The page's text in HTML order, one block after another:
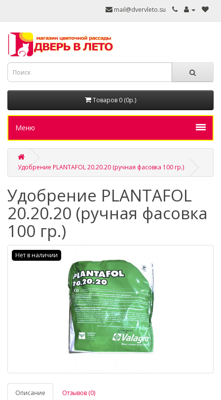
mail@dvervleto.su
Товаров 0 (0р.)
Меню
Удобрение PLANTAFOL 20.20.20 (ручная фасовка 100 гр.)
Удобрение PLANTAFOL
20.20.20 (ручная фасовка
100 гр.)
Нет в наличии
Описание Отзывов (0)